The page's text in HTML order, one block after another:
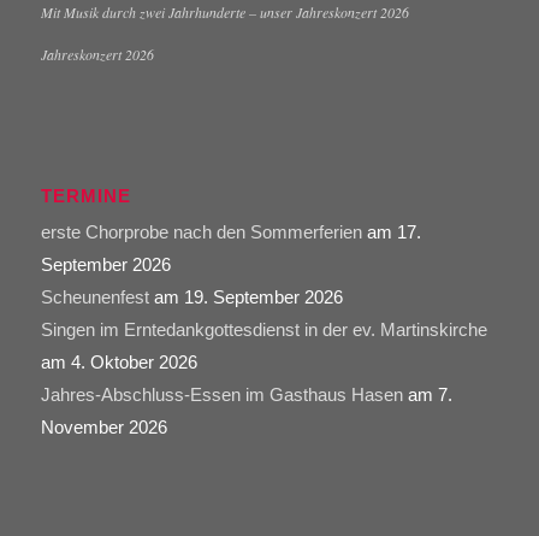
Mit Musik durch zwei Jahrhunderte – unser Jahreskonzert 2026
Jahreskonzert 2026
TERMINE
erste Chorprobe nach den Sommerferienam 17.
September 2026
Scheunenfestam 19. September 2026
Singen im Erntedankgottesdienst in der ev. Martinskirche
am 4. Oktober 2026
Jahres-Abschluss-Essen im Gasthaus Hasenam 7.
November 2026